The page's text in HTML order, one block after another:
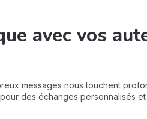
avec vos
messages nous touchent
des échanges personnalisés et